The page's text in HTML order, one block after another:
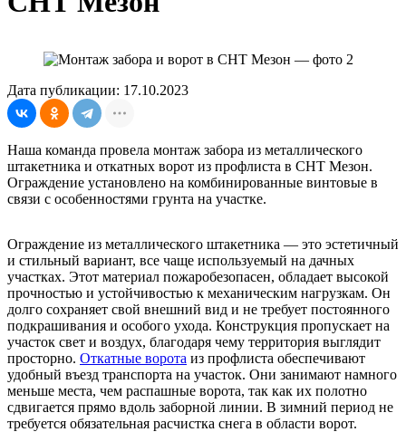
Дата публикации: 17.10.2023
Наша команда провела монтаж забора из металлического
штакетника и откатных ворот из профлиста в СНТ Мезон.
Ограждение установлено на комбинированные винтовые в
связи с особенностями грунта на участке.
Ограждение из металлического штакетника — это эстетичный
и стильный вариант, все чаще используемый на дачных
участках. Этот материал пожаробезопасен, обладает высокой
прочностью и устойчивостью к механическим нагрузкам. Он
долго сохраняет свой внешний вид и не требует постоянного
подкрашивания и особого ухода. Конструкция пропускает на
участок свет и воздух, благодаря чему территория выглядит
просторно. Откатные ворота из профлиста обеспечивают
удобный въезд транспорта на участок. Они занимают намного
меньше места, чем распашные ворота, так как их полотно
сдвигается прямо вдоль заборной линии. В зимний период не
требуется обязательная расчистка снега в области ворот.